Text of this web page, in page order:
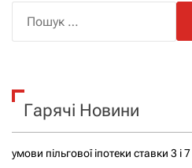
к
Гарячі Новини
умови пільгової іпотеки ставки 3 і 7